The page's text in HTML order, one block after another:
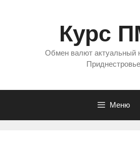
Курс
Обмен валют актуальный
Приднестровье
Меню